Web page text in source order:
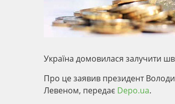
Україна домовилася залучити
Про це заявив президент
Левеном, передає Depo.ua.